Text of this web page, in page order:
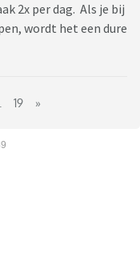
2x per dag. Als je bij
wordt het een dure
19 »